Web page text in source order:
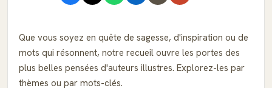
Que vous soyez en quête de sagesse, d'inspiration ou de
mots qui résonnent, notre recueil ouvre les portes des
plus belles pensées d'auteurs illustres. Explorez-les par
thèmes ou par mots-clés.